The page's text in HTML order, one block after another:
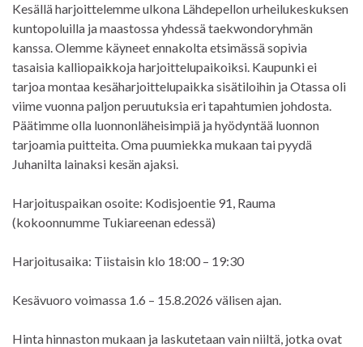
Kesällä harjoittelemme ulkona Lähdepellon urheilukeskuksen
kuntopoluilla ja maastossa yhdessä taekwondoryhmän
kanssa. Olemme käyneet ennakolta etsimässä sopivia
tasaisia kalliopaikkoja harjoittelupaikoiksi. Kaupunki ei
tarjoa montaa kesäharjoittelupaikka sisätiloihin ja Otassa oli
viime vuonna paljon peruutuksia eri tapahtumien johdosta.
Päätimme olla luonnonläheisimpiä ja hyödyntää luonnon
tarjoamia puitteita. Oma puumiekka mukaan tai pyydä
Juhanilta lainaksi kesän ajaksi.
Harjoituspaikan osoite: Kodisjoentie 91, Rauma
(kokoonnumme Tukiareenan edessä)
Harjoitusaika: Tiistaisin klo 18:00 – 19:30
Kesävuoro voimassa 1.6 – 15.8.2026 välisen ajan.
Hinta hinnaston mukaan ja laskutetaan vain niiltä, jotka ovat